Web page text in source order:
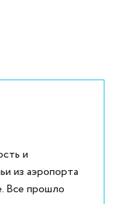
и
из аэропорта
Все прошло